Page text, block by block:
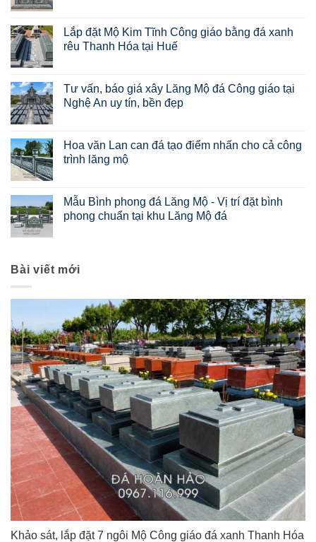
Lắp đặt Mộ Kim Tĩnh Công giáo bằng đá xanh
rêu Thanh Hóa tại Huế
Tư vấn, báo giá xây Lăng Mộ đá Công giáo tại
Nghệ An uy tín, bền đẹp
Hoa văn Lan can đá tạo điểm nhấn cho cả công
trình lăng mộ
Mẫu Bình phong đá Lăng Mộ - Vị trí đặt bình
phong chuẩn tại khu Lăng Mộ đá
Bài viết mới
Khảo sát, lắp đặt 7 ngôi Mộ Công giáo đá xanh Thanh Hóa